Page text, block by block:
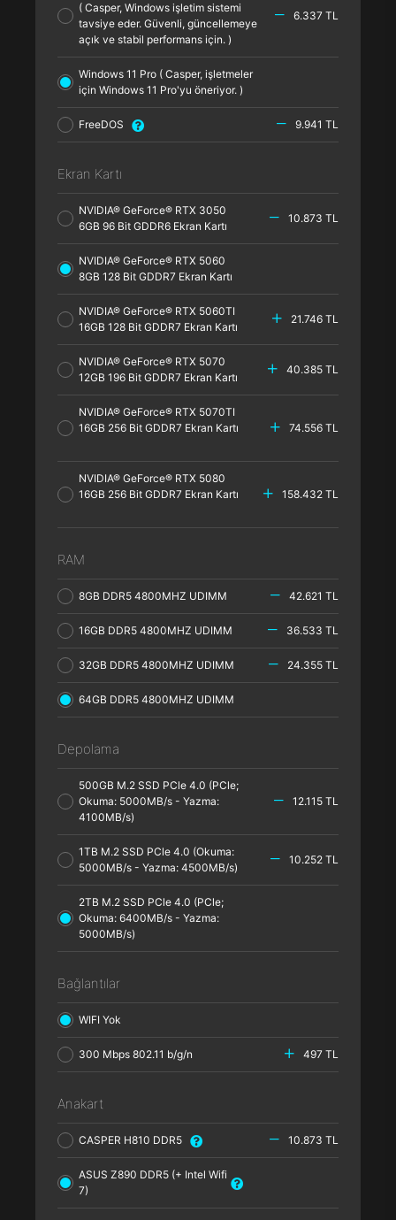
( Casper, Windows işletim sistemi
tavsiye eder. Güvenli, güncellemeye
açık ve stabil performans için. )
6.337 TL
Windows 11 Pro ( Casper, işletmeler
için Windows 11 Pro'yu öneriyor. )
FreeDOS 9.941 TL
Ekran Kartı
NVIDIA® GeForce® RTX 3050
6GB 96 Bit GDDR6 Ekran Kartı
10.873 TL
NVIDIA® GeForce® RTX 5060
8GB 128 Bit GDDR7 Ekran Kartı
NVIDIA® GeForce® RTX 5060TI
16GB 128 Bit GDDR7 Ekran Kartı
21.746 TL
NVIDIA® GeForce® RTX 5070
12GB 196 Bit GDDR7 Ekran Kartı
40.385 TL
NVIDIA® GeForce® RTX 5070TI
16GB 256 Bit GDDR7 Ekran Kartı
74.556 TL
NVIDIA® GeForce® RTX 5080
16GB 256 Bit GDDR7 Ekran Kartı
158.432 TL
RAM
8GB DDR5 4800MHZ UDIMM 42.621 TL
16GB DDR5 4800MHZ UDIMM 36.533 TL
32GB DDR5 4800MHZ UDIMM 24.355 TL
64GB DDR5 4800MHZ UDIMM
Depolama
500GB M.2 SSD PCle 4.0 (PCle;
Okuma: 5000MB/s - Yazma:
4100MB/s)
12.115 TL
1TB M.2 SSD PCle 4.0 (Okuma:
5000MB/s - Yazma: 4500MB/s)
10.252 TL
2TB M.2 SSD PCle 4.0 (PCle;
Okuma: 6400MB/s - Yazma:
5000MB/s)
Bağlantılar
WIFI Yok
300 Mbps 802.11 b/g/n 497 TL
Anakart
CASPER H810 DDR5 10.873 TL
ASUS Z890 DDR5 (+ Intel Wifi
7)